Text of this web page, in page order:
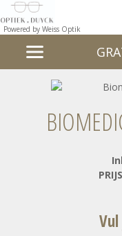
Powered by Weiss Optik